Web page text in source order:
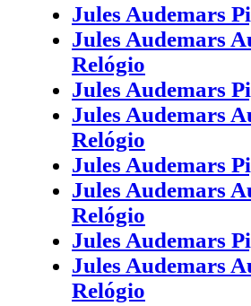
Jules Audemars
Jules Audemars
Relógio
Jules Audemars
Jules Audemars
Relógio
Jules Audemars
Jules Audemars
Relógio
Jules Audemars
Jules Audemars
Relógio